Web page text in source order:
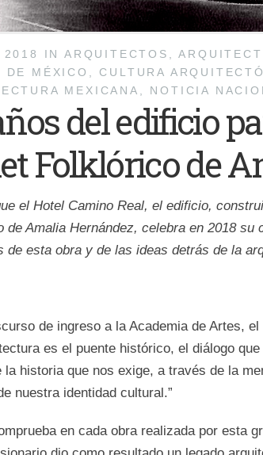
2018 IN ARQUITECTOS ,
DE MÉXICO
CULTURA
MEXICANA
NOTICIA
del edificio
Folklórico de
el Hotel Camino Real, el edificio,
de Amalia Hernández, celebra en 2018
de esta obra y de las ideas detrás de la
de ingreso a la Academia de Artes,
es el puente histórico, el diálogo
la historia que nos exige, a través de la
nuestra identidad cultural.”
en cada obra realizada por esta